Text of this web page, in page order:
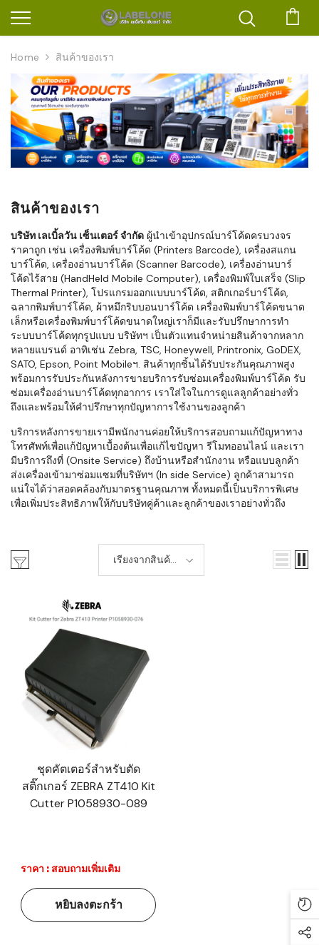
Home สินค้าของเรา
สินค้าของเรา
บริษัท เลเบิ้ลวัน เซ็นเตอร์ จำกัด ผู้นำเข้าอุปกรณ์บาร์โค้ดครบวงจร
ราคาถูก เช่น เครื่องพิมพ์บาร์โค้ด (Printers Barcode), เครื่องสแกน
บาร์โค้ด, เครื่องอ่านบาร์โค้ด (Scanner Barcode), เครื่องอ่านบาร์
โค้ดไร้สาย (HandHeld Mobile Computer), เครื่องพิมพ์ใบเสร็จ (Slip
Thermal Printer), โปรแกรมออกแบบบาร์โค้ด, สติกเกอร์บาร์โค้ด,
ฉลากพิมพ์บาร์โค้ด, ผ้าหมึกริบบอนบาร์โค้ด เครื่องพิมพ์บาร์โค้ดขนาด
เล็กหรือเครื่องพิมพ์บาร์โค้ดขนาดใหญ่เราก็มีและรับปรึกษาการทำ
ระบบบาร์โค้ดทุกรูปแบบ บริษัทฯ เป็นตัวแทนจำหน่ายสินค้าจากหลาก
หลายแบรนด์ อาทิเช่น Zebra, TSC, Honeywell, Printronix, GoDEX,
SATO, Epson, Point Mobileฯ. สินค้าทุกชิ้นได้รับประกันคุณภาพสูง
พร้อมการรับประกันหลังการขายบริการรับซ่อมเครื่องพิมพ์บาร์โค้ด รับ
ซ่อมเครื่องอ่านบาร์โค้ดทุกอาการ เราใส่ใจในการดูแลลูกค้าอย่างทั่ว
ถึงและพร้อมให้คำปรึกษาทุกปัญหาการใช้งานของลูกค้า
บริการหลังการขายเรามีพนักงานค่อยให้บริการสอบถามแก้ปัญหาทาง
โทรศัพท์เพื่อแก้ปัญหาเบื้องต้นเพื่อแก้ไขปัญหา รีโมทออนไลน์ และเรา
มีบริการถึงที่ (Onsite Service) ถึงบ้านหรือสำนักงาน หรือแบบลูกค้า
ส่งเครื่องเข้ามาซ่อมแซมที่บริษัทฯ (In side Service) ลูกค้าสามารถ
แน่ใจได้ว่าสอดคล้องกับมาตรฐานคุณภาพ ทั้งหมดนี้เป็นบริการพิเศษ
เพื่อเพิ่มประสิทธิภาพให้กับบริษัทคู่ค้าและลูกค้าของเราอย่างทั่วถึง
เรียงจากสินค้า
ใหม่-เก่า
ชุดคัตเตอร์สำหรับตัด
สติ๊กเกอร์ ZEBRA ZT410 Kit
Cutter P1058930-089
ราคา : สอบถามเพิ่มเติม
หยิบลงตะกร้า